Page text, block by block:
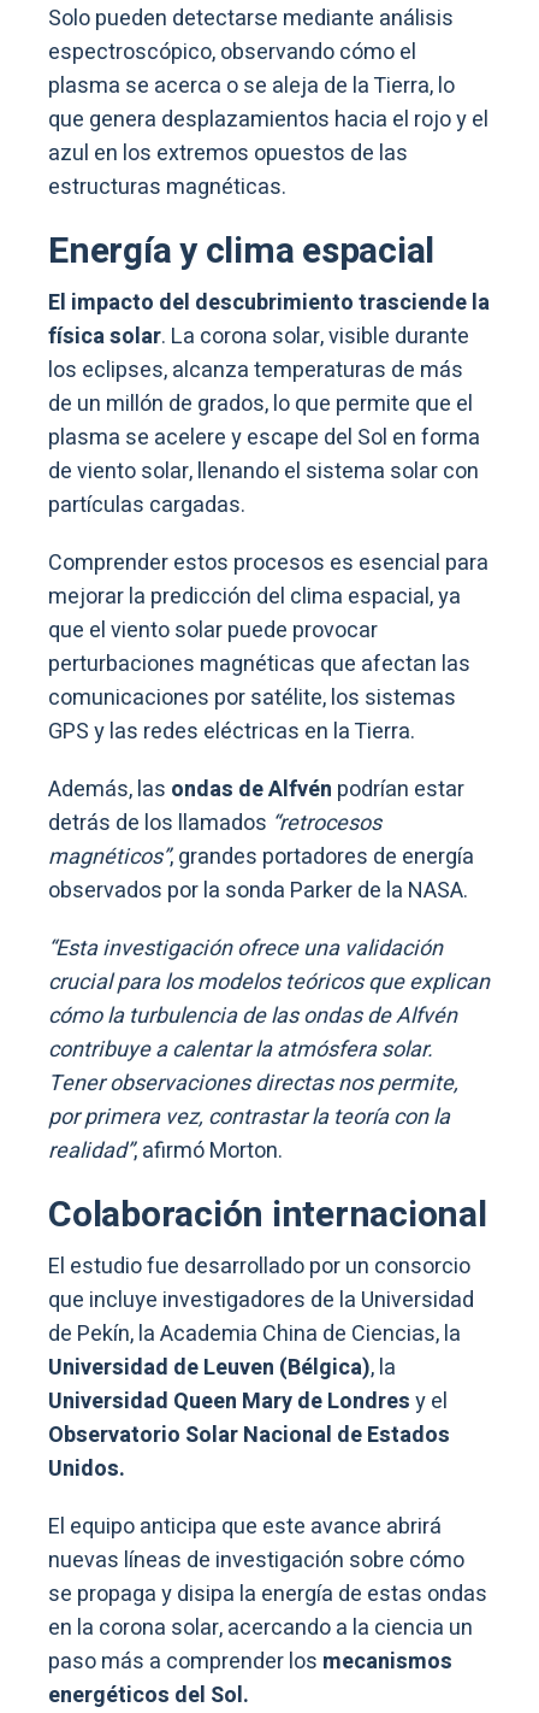
Solo pueden detectarse mediante análisis
espectroscópico, observando cómo el
plasma se acerca o se aleja de la Tierra, lo
que genera desplazamientos hacia el rojo y el
azul en los extremos opuestos de las
estructuras magnéticas.
Energía y clima espacial
El impacto del descubrimiento trasciende la
física solar. La corona solar, visible durante
los eclipses, alcanza temperaturas de más
de un millón de grados, lo que permite que el
plasma se acelere y escape del Sol en forma
de viento solar, llenando el sistema solar con
partículas cargadas.
Comprender estos procesos es esencial para
mejorar la predicción del clima espacial, ya
que el viento solar puede provocar
perturbaciones magnéticas que afectan las
comunicaciones por satélite, los sistemas
GPS y las redes eléctricas en la Tierra.
Además, las ondas de Alfvén podrían estar
detrás de los llamados “retrocesos
magnéticos”, grandes portadores de energía
observados por la sonda Parker de la NASA.
“Esta investigación ofrece una validación
crucial para los modelos teóricos que explican
cómo la turbulencia de las ondas de Alfvén
contribuye a calentar la atmósfera solar.
Tener observaciones directas nos permite,
por primera vez, contrastar la teoría con la
realidad”, afirmó Morton.
Colaboración internacional
El estudio fue desarrollado por un consorcio
que incluye investigadores de la Universidad
de Pekín, la Academia China de Ciencias, la
Universidad de Leuven (Bélgica), la
Universidad Queen Mary de Londresy el
Observatorio Solar Nacional de Estados
Unidos.
El equipo anticipa que este avance abrirá
nuevas líneas de investigación sobre cómo
se propaga y disipa la energía de estas ondas
en la corona solar, acercando a la ciencia un
paso más a comprender los mecanismos
energéticos del Sol.